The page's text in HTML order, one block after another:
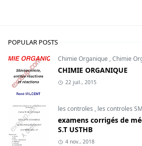
POPULAR POSTS
Chimie Organique ,Chimie
CHIMIE ORGANIQUE
22 juil., 2015
les controles , les controles
examens corrigés de
S.T USTHB
4 nov., 2018